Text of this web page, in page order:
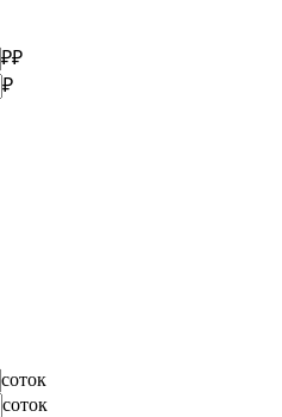
₽₽
₽
соток
соток